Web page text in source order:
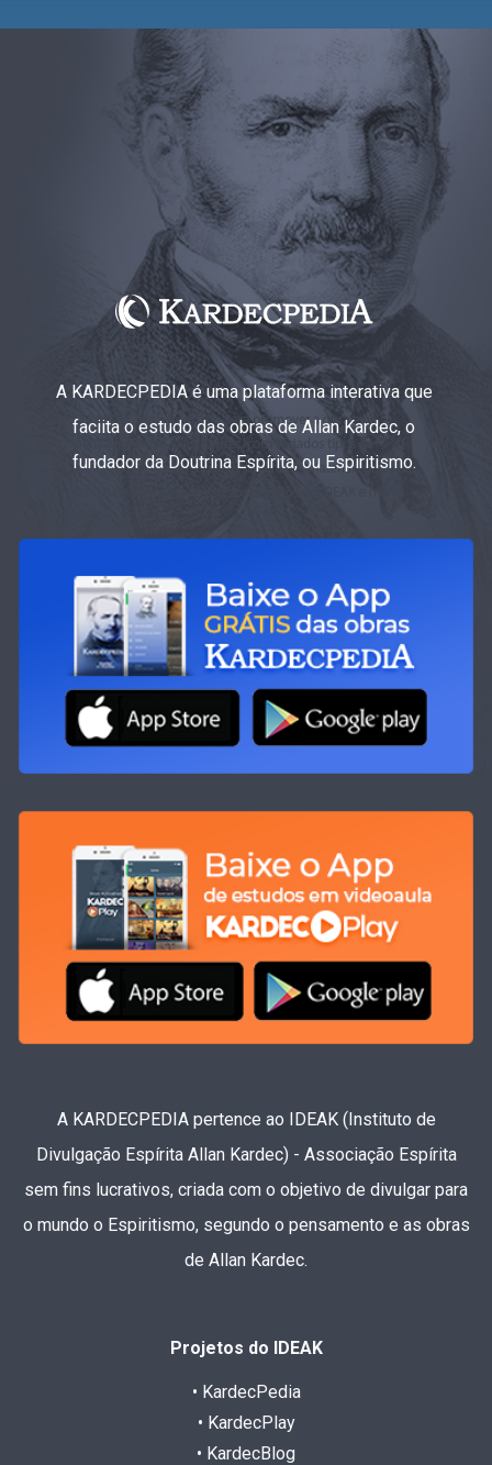
A KARDECPEDIA é uma plataforma interativa que
faciita o estudo das obras de Allan Kardec, o
fundador da Doutrina Espírita, ou Espiritismo.
A KARDECPEDIA pertence ao IDEAK (Instituto de
Divulgação Espírita Allan Kardec) - Associação Espírita
sem fins lucrativos, criada com o objetivo de divulgar para
o mundo o Espiritismo, segundo o pensamento e as obras
de Allan Kardec.
Projetos do IDEAK
• KardecPedia
• KardecPlay
• KardecBlog